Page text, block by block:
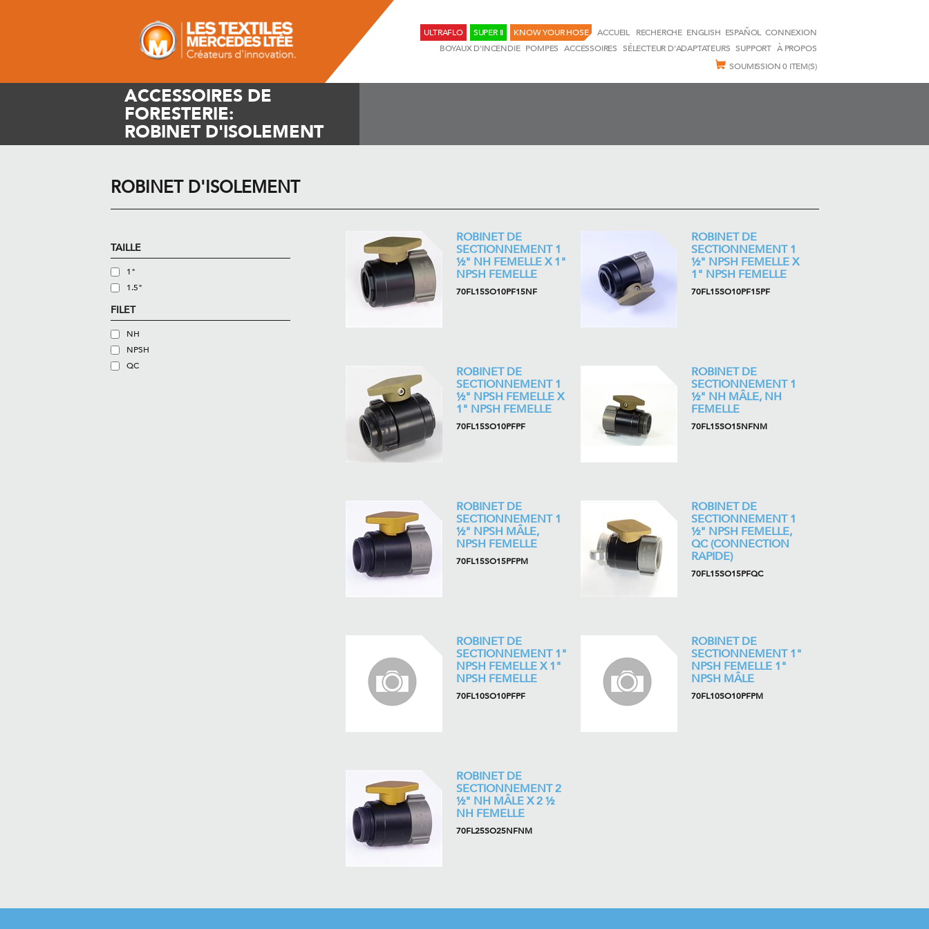
ULTRAFLO SUPER II KNOW YOUR HOSE ACCUEIL RECHERCHE ENGLISH ESPAÑOL CONNEXION
BOYAUX D'INCENDIE POMPES ACCESSOIRES SÉLECTEUR D'ADAPTATEURS SUPPORT À PROPOS
SOUMISSION0 ITEM(S)
ACCESSOIRES DE
FORESTERIE:
ROBINET D'ISOLEMENT
ROBINET D'ISOLEMENT
TAILLE
1"
1.5"
FILET
NH
NPSH
QC
ROBINET DE
SECTIONNEMENT 1
½" NH FEMELLE X 1"
NPSH FEMELLE
70FL15SO10PF15NF
ROBINET DE
SECTIONNEMENT 1
½" NPSH FEMELLE X
1" NPSH FEMELLE
70FL15SO10PF15PF
ROBINET DE
SECTIONNEMENT 1
½" NPSH FEMELLE X
1" NPSH FEMELLE
70FL15SO10PFPF
ROBINET DE
SECTIONNEMENT 1
½" NH MÂLE, NH
FEMELLE
70FL15SO15NFNM
ROBINET DE
SECTIONNEMENT 1
½" NPSH MÂLE,
NPSH FEMELLE
70FL15SO15PFPM
ROBINET DE
SECTIONNEMENT 1
½" NPSH FEMELLE,
QC (CONNECTION
RAPIDE)
70FL15SO15PFQC
ROBINET DE
SECTIONNEMENT 1"
NPSH FEMELLE X 1"
NPSH FEMELLE
70FL10SO10PFPF
ROBINET DE
SECTIONNEMENT 1"
NPSH FEMELLE 1"
NPSH MÂLE
70FL10SO10PFPM
ROBINET DE
SECTIONNEMENT 2
½" NH MÂLE X 2 ½
NH FEMELLE
70FL25SO25NFNM